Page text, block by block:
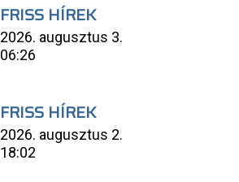
FRISS HÍREK
2026. augusztus 3.
06:26
FRISS HÍREK
2026. augusztus 2.
18:02